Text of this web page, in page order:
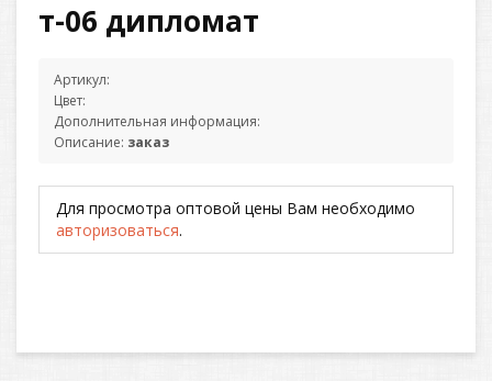
т-06 дипломат
Артикул:
Цвет:
Дополнительная информация:
Описание: заказ
Для просмотра оптовой цены Вам необходимо
авторизоваться.